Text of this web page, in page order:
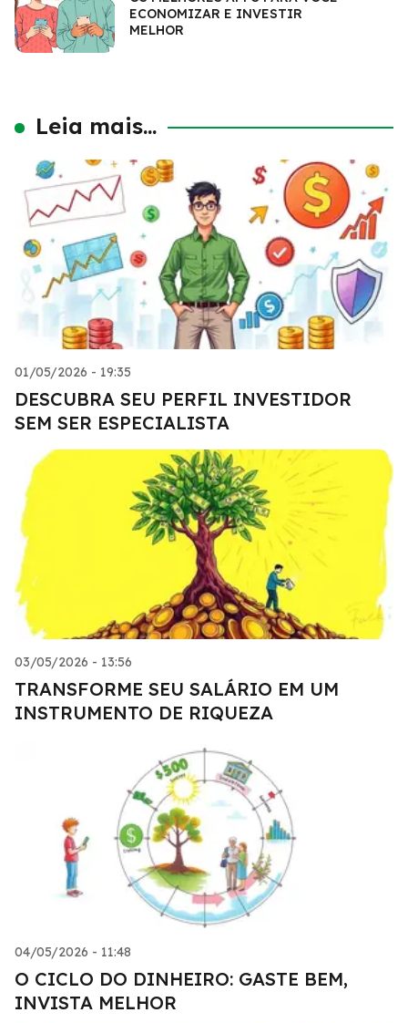
ECONOMIZAR E INVESTIR
MELHOR
Leia mais...
01/05/2026 - 19:35
DESCUBRA SEU PERFIL INVESTIDOR
SEM SER ESPECIALISTA
03/05/2026 - 13:56
TRANSFORME SEU SALÁRIO EM UM
INSTRUMENTO DE RIQUEZA
04/05/2026 - 11:48
O CICLO DO DINHEIRO: GASTE BEM,
INVISTA MELHOR